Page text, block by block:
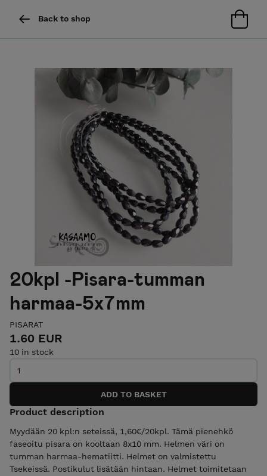
Back to shop
20kpl -Pisara-tumman
harmaa-5x7mm
PISARAT
1.60 EUR
10 in stock
Product description
Myydään 20 kpl:n seteissä, 1,60€/20kpl. Tämä pienehkö
faseoitu pisara on kooltaan 8x10 mm. Helmen väri on
tumman harmaa-hematiitti. Helmet on valmistettu
Tsekeissä. Postikulut lisätään hintaan. Helmet toimitetaan